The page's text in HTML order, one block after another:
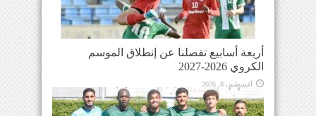
أربعة أسابيع تفصلنا عن إنطلاق الموسم
الكروي 2026-2027
أغسطس 8, 2026